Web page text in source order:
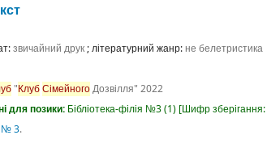
звичайний друк; літературний жанр:не белетристика
"КлубСімейногоДозвілля" 2022
для позики: Бібліотека-філія №3(1) Шифр зберігання:
№ 3.